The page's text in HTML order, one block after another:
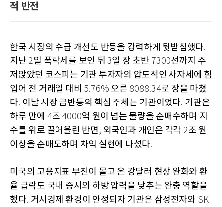
적 반전
한국 시장의 수급 개선도 반등을 강력하게 뒷받침했다.
지난 2일 폭락세를 보인 뒤3일 장 초반 7300선까지 주
저앉았던 코스피는 기관 투자자의 압도적인 사자세에 힘
입어 전 거래일 대비 5.76% 오른 8088.34로 장을 마쳤
다. 이날 시장 급반등의 핵심 주체는 기관이었다. 기관은
하루 만에 4조 4000억 원이 넘는 물량을 순매수하며 지
수를 위로 끌어올린 반면, 외국인과 개인은 각각 2조 원
이상을 순매도하며 차익 실현에 나섰다.
미국의 고용지표 부진이 몰고 온 강달러 현상 완화와 환
율 급락도 국내 증시의 하방 압력을 낮추는 완충 역할을
했다. 거시경제 환경이 안정되자 기관은 삼성전자와 SK